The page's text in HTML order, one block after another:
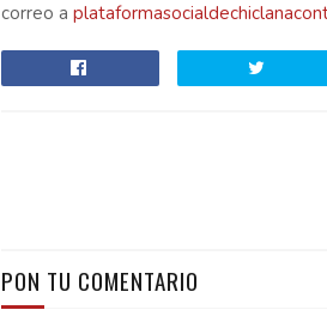
correo a
PON TU COMENTARIO